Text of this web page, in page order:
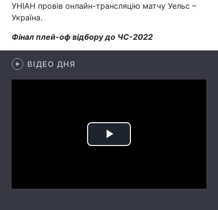
Економіка Світ
Зброя
УНІАН провів онлайн-трансляцію матчу Уельс –
Україна.
Фінал плей-оф відбору до ЧС-2022
ВІДЕО ДНЯ
Play